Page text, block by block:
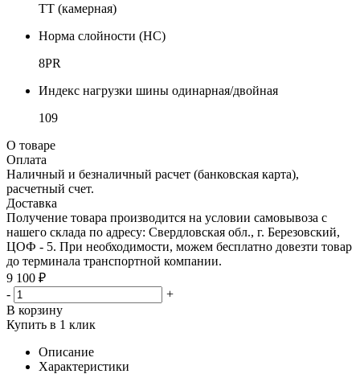
TT (камерная)
Норма слойности (НС)
8PR
Индекс нагрузки шины одинарная/двойная
109
О товаре
Оплата
Наличный и безналичный расчет (банковская карта),
расчетный счет.
Доставка
Получение товара производится на условии самовывоза с
нашего склада по адресу: Свердловская обл., г. Березовский,
ЦОФ - 5. При необходимости, можем бесплатно довезти товар
до терминала транспортной компании.
9 100 ₽
-
+
В корзину
Купить в 1 клик
Описание
Характеристики